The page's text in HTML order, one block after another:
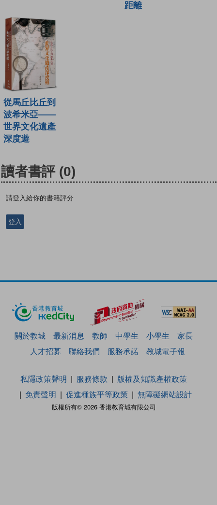
距離
從馬丘比丘到
波希米亞——
世界文化遺產
深度遊
讀者書評 (0)
請登入給你的書籍評分
登入
關於教城 最新消息 教師 中學生 小學生
家長
人才招募
聯絡我們 服務承諾 教城電子報
版權所有© 2026 香港教育城有限公司
私隱政策聲明 服務條款
版權及知識產權政策
免責聲明
促進種族平等政策 無障礙網站設計